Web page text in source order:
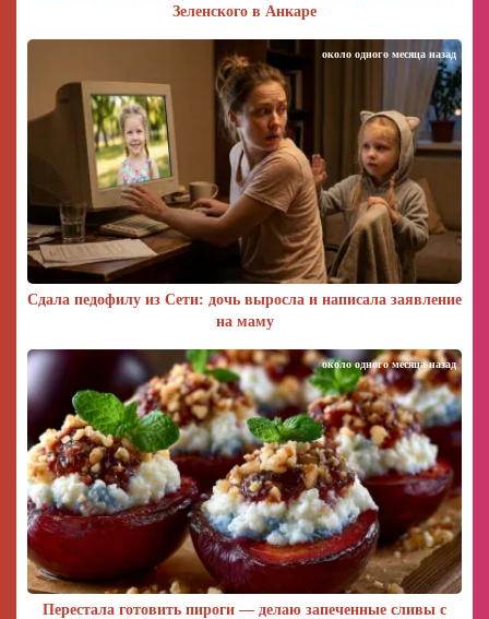
Зеленского в Анкаре
Сдала педофилу из Сети: дочь выросла и написала заявление
на маму
около одного месяца назад
Перестала готовить пироги — делаю запеченные сливы с
около одного месяца назад